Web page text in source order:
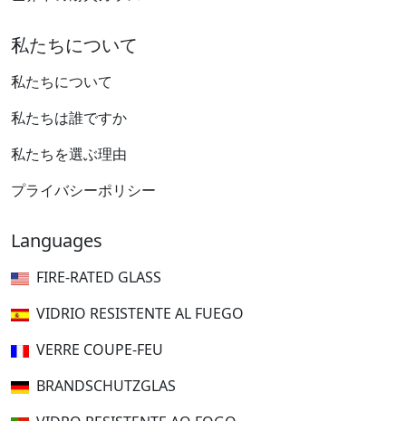
私たちについて
私たちについて
私たちは誰ですか
私たちを選ぶ理由
プライバシーポリシー
Languages
FIRE-RATED GLASS
VIDRIO RESISTENTE AL FUEGO
VERRE COUPE-FEU
BRANDSCHUTZGLAS